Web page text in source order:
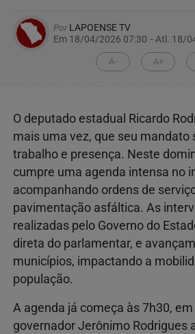
PorLAPOENSE TV
Em 18/04/2026 07:30 - Atl. 18/
A- A+
O deputado estadual Ricardo
mais uma vez, que seu mandato
trabalho e presença. Neste
cumpre uma agenda intensa no
acompanhando ordens de
pavimentação asfáltica. As
realizadas pelo Governo do
direta do parlamentar, e
municípios, impactando a
população.
A agenda já começa às 7h30,
governador Jerônimo Rodrigues